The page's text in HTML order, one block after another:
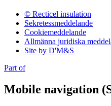
© Recticel insulation
Sekretessmeddelande
Cookiemeddelande
Allmänna juridiska
Site by D'M&S
Part of
Mobile navigation